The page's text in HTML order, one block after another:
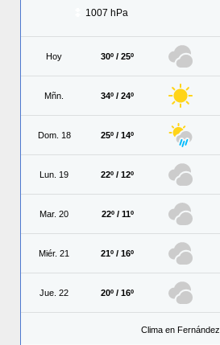
1007 hPa
Hoy 30º / 25º
Mñn. 34º / 24º
Dom. 18 25º / 14º
Lun. 19 22º / 12º
Mar. 20 22º / 11º
Miér. 21 21º / 16º
Jue. 22 20º / 16º
Clima en Fernández